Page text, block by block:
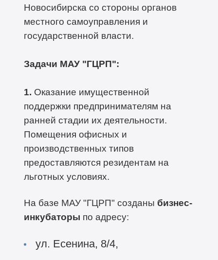
Новосибирска со стороны органов
местного самоуправления и
государственной власти.
Задачи МАУ "ГЦРП":
1. Оказание имущественной
поддержки предпринимателям на
ранней стадии их деятельности.
Помещения офисных и
производственных типов
предоставляются резидентам на
льготных условиях.
На базе МАУ "ГЦРП" созданы бизнес-
инкубаторы по адресу:
ул. Есенина, 8/4,